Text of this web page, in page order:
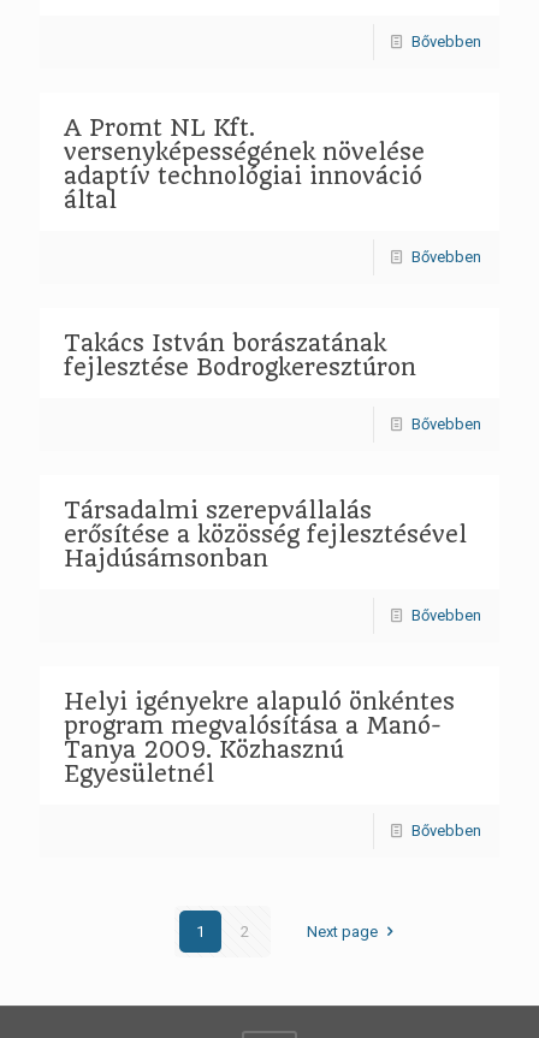
Bővebben
A Promt NL Kft.
versenyképességének növelése
adaptív technológiai innováció
által
Bővebben
Takács István borászatának
fejlesztése Bodrogkeresztúron
Bővebben
Társadalmi szerepvállalás
erősítése a közösség fejlesztésével
Hajdúsámsonban
Bővebben
Helyi igényekre alapuló önkéntes
program megvalósítása a Manó-
Tanya 2009. Közhasznú
Egyesületnél
Bővebben
1 2 Next page